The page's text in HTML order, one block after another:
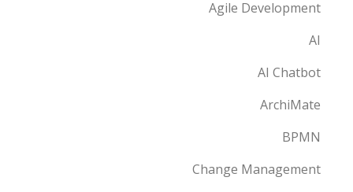
Agile Development
AI
AI Chatbot
ArchiMate
BPMN
Change Management